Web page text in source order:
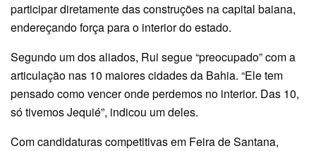
participar diretamente das construções na capital baiana,
endereçando força para o interior do estado.
Segundo um dos aliados, Rui segue “preocupado” com a
articulação nas 10 maiores cidades da Bahia. “Ele tem
pensado como vencer onde perdemos no interior. Das 10,
só tivemos Jequié”, indicou um deles.
Com candidaturas competitivas em Feira de Santana,